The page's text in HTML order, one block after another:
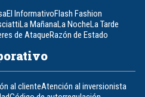
El InformativoFlash Fashion
La MañanaLa NocheLa Tarde
de AtaqueRazón de Estado
al clienteAtención al inversionista